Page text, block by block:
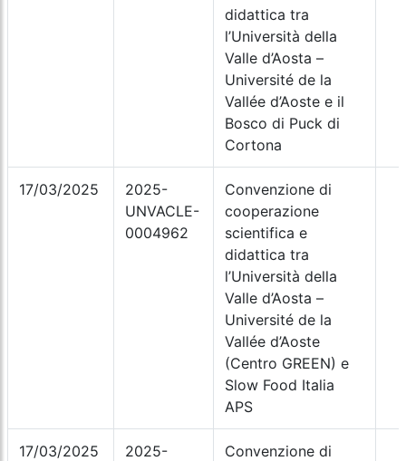
didattica tra
l’Università della
Valle d’Aosta –
Université de la
Vallée d’Aoste e il
Bosco di Puck di
Cortona
17/03/2025
2025-
UNVACLE-
0004962
Convenzione di
cooperazione
scientifica e
didattica tra
l’Università della
Valle d’Aosta –
Université de la
Vallée d’Aoste
(Centro GREEN) e
Slow Food Italia
APS
17/03/2025
2025-
Convenzione di